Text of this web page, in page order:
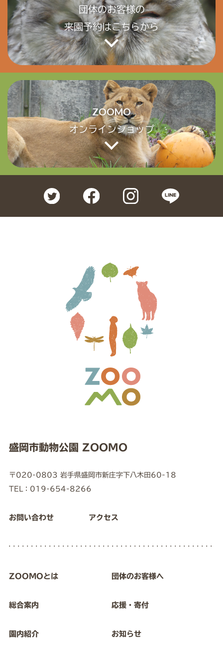
団体のお客様の
来園予約はこちらから
ZOOMO
オンラインショップ
盛岡市動物公園 ZOOMO
〒020-0803 岩手県盛岡市新庄字下八木田60-18
TEL：019-654-8266
お問い合わせ アクセス
ZOOMOとは
総合案内
園内紹介
団体のお客様へ
応援・寄付
お知らせ